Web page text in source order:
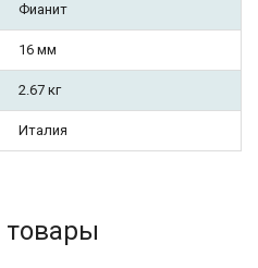
Фианит
16 мм
2.67 кг
Италия